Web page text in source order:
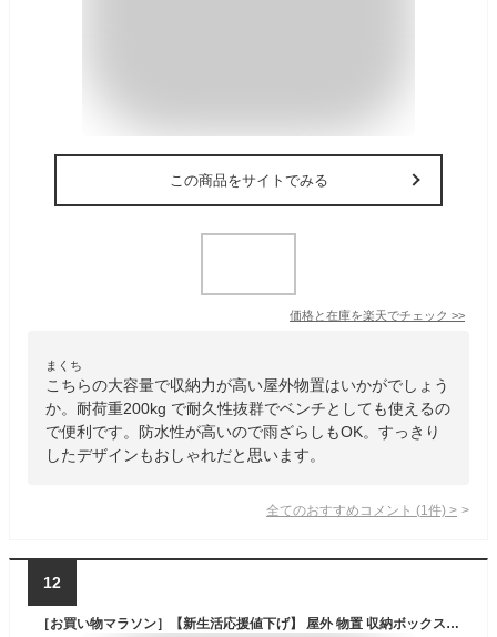
この商品をサイトでみる
価格と在庫を楽天でチェック >>
まくち
こちらの大容量で収納力が高い屋外物置はいかがでしょう
か。耐荷重200kg で耐久性抜群でベンチとしても使えるの
で便利です。防水性が高いので雨ざらしもOK。すっきり
したデザインもおしゃれだと思います。
全てのおすすめコメント (1 件) >
12
［お買い物マラソン］【新生活応援値下げ】 屋外 物置 収納ボックス 454L/375L 物置 屋外 収納庫 大容量 ベランダ収納 耐荷重200kg 防水 大型物置 倉庫 ベランダストッカー ガーデン収納 おしゃれ 防水 ベランダ 庭 室内 屋外収納庫 ガーデンベンチ